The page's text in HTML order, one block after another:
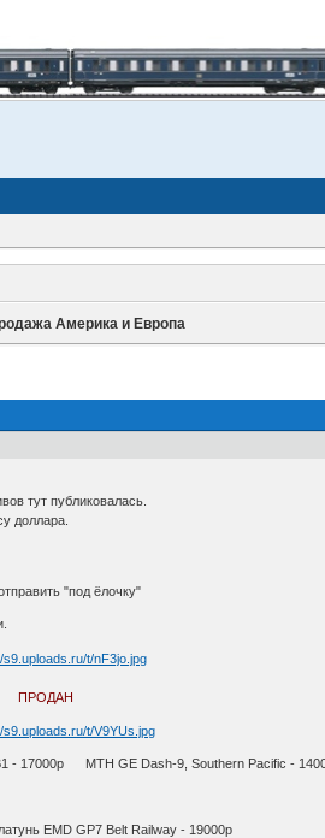
Америка и Европа
тут публиковалась.
доллара.
"под ёлочку"
ПРОДАН
17000p MTH GE Dash-9, Southern Pacific -
EMD GP7 Belt Railway - 19000p